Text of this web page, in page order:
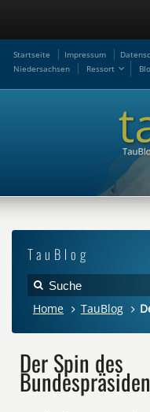
Startseite Impressum
Niedersachsen
Ressort
TauBlog
Home TauBlog
Der Spin des